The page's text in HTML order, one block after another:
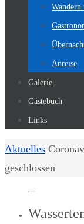
Wandern
Anreise
Galerie
Gästebuch
Links
Start
Aktuelles
geschlossen